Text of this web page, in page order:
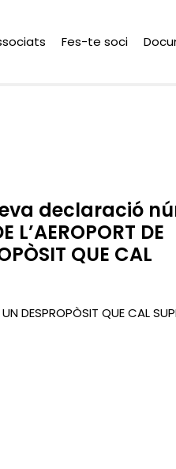
Fes-te soci
declaració
DE
QUE CAL
DESPROPÒSIT QUE CAL